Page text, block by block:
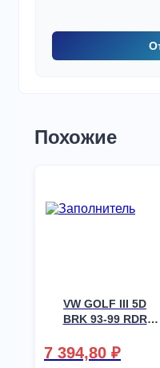
Похожие
VW GOLF III 5D
BRK 93-99 RDR
7 394,80 ₽